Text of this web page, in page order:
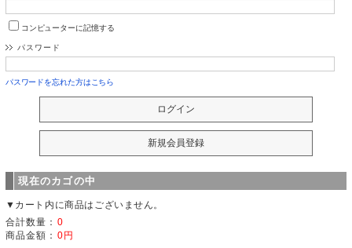
コンピューターに記憶する
パスワード
パスワードを忘れた方はこちら
現在のカゴの中
▼カート内に商品はございません。
合計数量： 0
商品金額： 0円